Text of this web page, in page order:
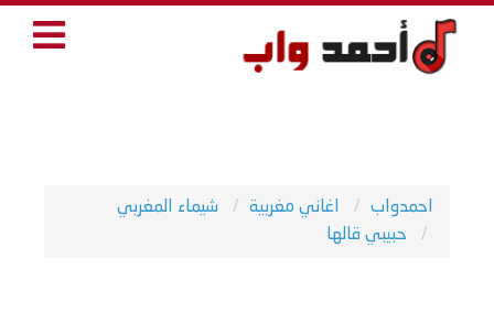
احمدواب اغاني مغربية
شيماء المغربي
حبيبي قالها